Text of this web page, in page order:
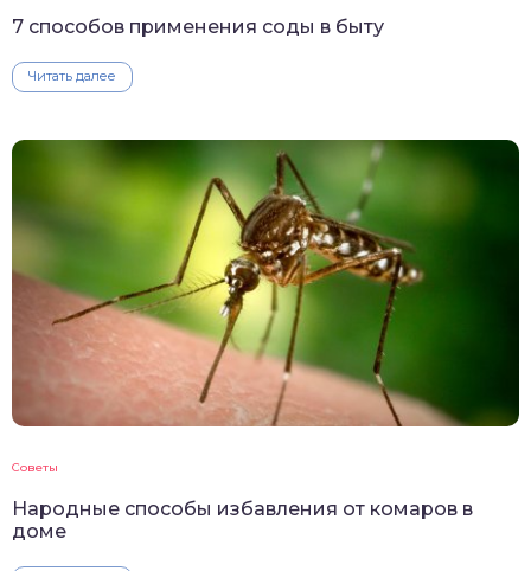
7 способов применения соды в быту
Читать далее
Советы
Народные способы избавления от комаров в
доме